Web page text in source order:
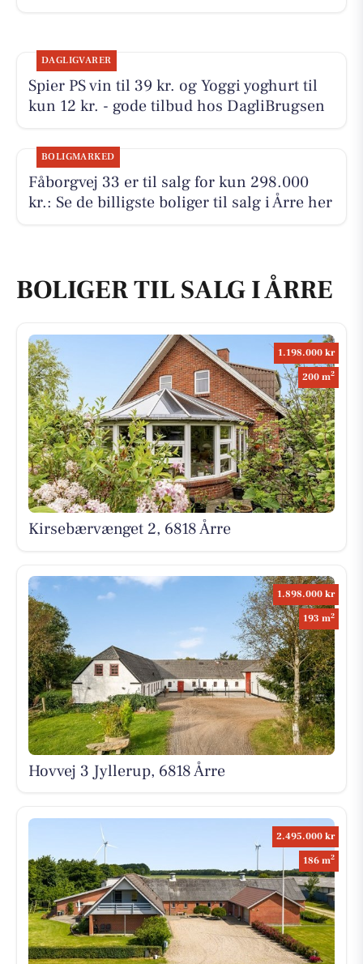
DAGLIGVARER
Spier PS vin til 39 kr. og Yoggi yoghurt til
kun 12 kr. - gode tilbud hos DagliBrugsen
BOLIGMARKED
Fåborgvej 33 er til salg for kun 298.000
kr.: Se de billigste boliger til salg i Årre her
BOLIGER TIL SALG I ÅRRE
1.198.000 kr
200 m2
Kirsebærvænget 2, 6818 Årre
1.898.000 kr
193 m2
Hovvej 3 Jyllerup, 6818 Årre
2.495.000 kr
186 m2